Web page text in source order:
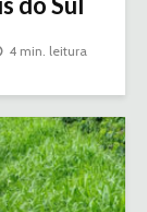
4 min. leitura